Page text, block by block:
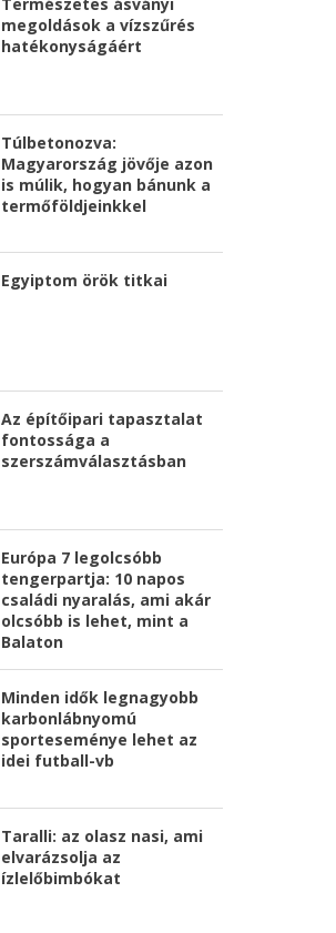
megoldások a vízszűrés
hatékonyságáért
Túlbetonozva:
Magyarország jövője azon
is múlik, hogyan bánunk a
termőföldjeinkkel
Egyiptom örök titkai
Az építőipari tapasztalat
fontossága a
szerszámválasztásban
Európa 7 legolcsóbb
tengerpartja: 10 napos
családi nyaralás, ami akár
olcsóbb is lehet, mint a
Balaton
Minden idők legnagyobb
karbonlábnyomú
sporteseménye lehet az
idei futball-vb
Taralli: az olasz nasi, ami
elvarázsolja az
ízlelőbimbókat